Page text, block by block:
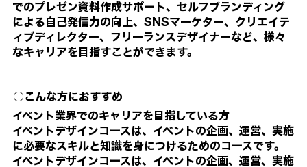
でのプレゼン資料作成サポート、セルフブランディング
による自己発信力の向上、SNSマーケター、クリエイテ
ィブディレクター、フリーランスデザイナーなど、様々
なキャリアを目指すことができます。
○こんな方におすすめ
イベント業界でのキャリアを目指している方
イベントデザインコースは、イベントの企画、運営、実施
に必要なスキルと知識を身につけるためのコースです。
イベントデザインコースは、イベントの企画、運営、実施